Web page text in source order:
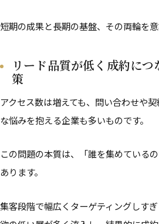
短期の成果と長期の基盤、その両輪を意
リード品質が低く成約に
策
アクセス数は増えても、問い合わせや
な悩みを抱える企業も多いものです。
この問題の本質は、「誰を集めている
あります。
集客段階で幅広くターゲティングしす